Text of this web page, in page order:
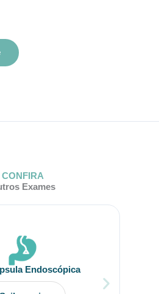
CONFIRA
Exames
Endoscópica